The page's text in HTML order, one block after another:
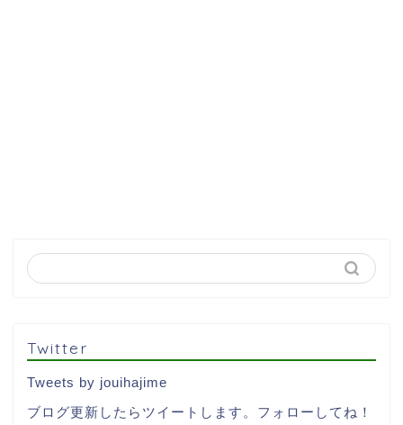
Twitter
Tweets by jouihajime
ブログ更新したらツイートします。フォローしてね！